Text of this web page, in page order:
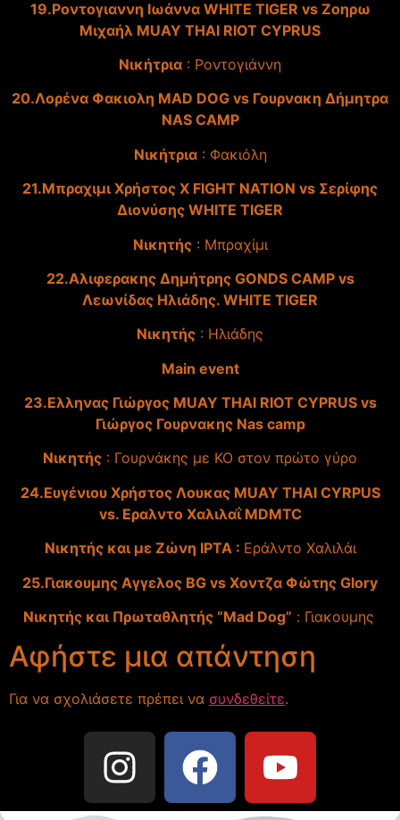
19.Ροντογιαννη Ιωάννα WHITE TIGER vs Ζοηρω
Μιχαήλ MUAY THAI RIOT CYPRUS
Νικήτρια : Ροντογιάννη
20.Λορένα Φακιολη MAD DOG vs Γουρνακη Δήμητρα
NAS CAMP
Νικήτρια: Φακιόλη
21.Μπραχιμι Χρήστος X FIGHT NATION vs Σερίφης
Διονύσης WHITE TIGER
Νικητής: Μπραχίμι
22.Αλιφερακης Δημήτρης GONDS CAMP vs
Λεωνίδας Ηλιάδης. WHITE TIGER
Νικητής : Ηλιάδης
Main event
23.Ελληνας Γιώργος MUAY THAI RIOT CYPRUS vs
Γιώργος Γουρνακης Nas camp
Νικητής : Γουρνάκης με ΚΟ στον πρώτο γύρο
24.Ευγένιου Χρήστος Λουκας MUAY THAI CYRPUS
vs. Εραλντο Χαλιλαΐ MDMTC
Νικητής και με Ζώνη IPTA : Εράλντο Χαλιλάι
25.Γιακουμης Αγγελος BG vs Χοντζα Φώτης Glory
Νικητής και Πρωταθλητής “Mad Dog” : Γιακουμης
Αφήστε μια απάντηση
Για να σχολιάσετε πρέπει να συνδεθείτε.